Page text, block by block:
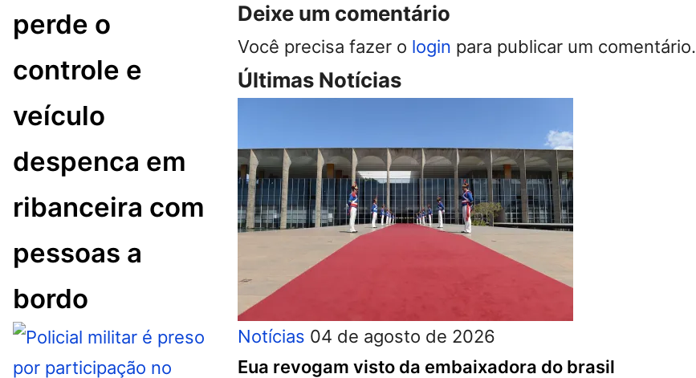
perde o
controle e
veículo
despenca em
ribanceira com
pessoas a
bordo
Deixe um comentário
Você precisa fazer o login para publicar um comentário.
Últimas Notícias
Notícias 04 de agosto de 2026
Eua revogam visto da embaixadora do brasil